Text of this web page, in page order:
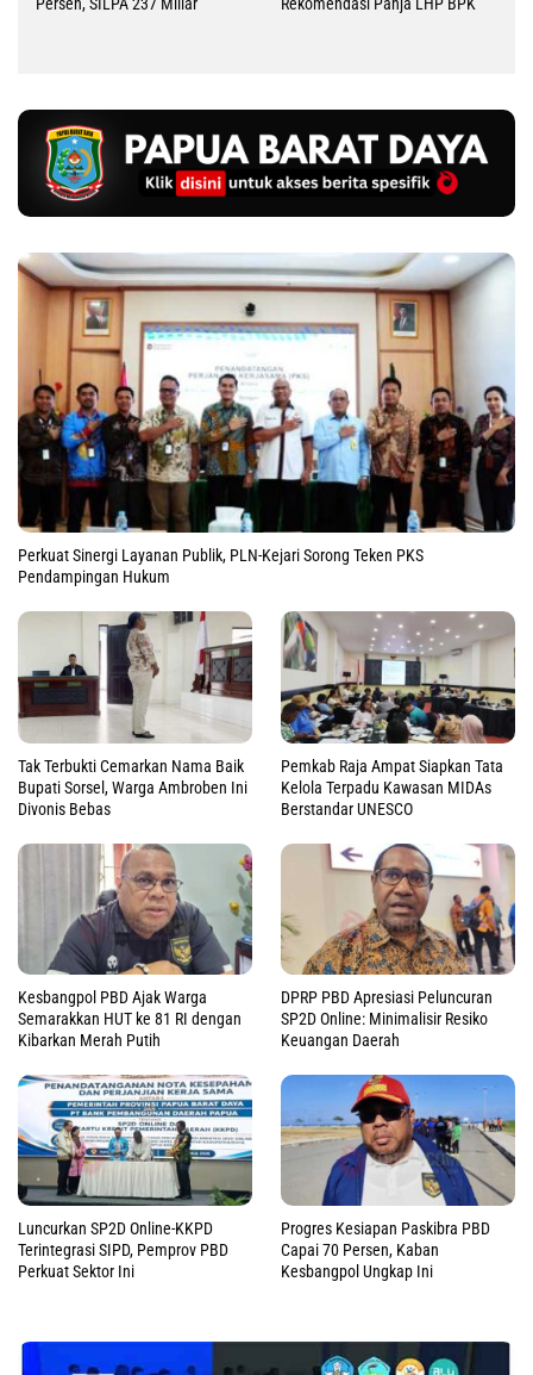
Persen, SILPA 237 Miliar Rekomendasi Panja LHP BPK
Perkuat Sinergi Layanan Publik, PLN-Kejari Sorong Teken PKS
Pendampingan Hukum
Tak Terbukti Cemarkan Nama Baik
Bupati Sorsel, Warga Ambroben Ini
Divonis Bebas
Pemkab Raja Ampat Siapkan Tata
Kelola Terpadu Kawasan MIDAs
Berstandar UNESCO
Kesbangpol PBD Ajak Warga
Semarakkan HUT ke 81 RI dengan
Kibarkan Merah Putih
DPRP PBD Apresiasi Peluncuran
SP2D Online: Minimalisir Resiko
Keuangan Daerah
Luncurkan SP2D Online-KKPD
Terintegrasi SIPD, Pemprov PBD
Perkuat Sektor Ini
Progres Kesiapan Paskibra PBD
Capai 70 Persen, Kaban
Kesbangpol Ungkap Ini